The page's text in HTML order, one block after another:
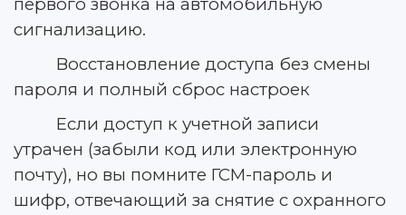
сигнализацию.
Восстановление доступа без смены
пароля и полный сброс настроек
Если доступ к учетной записи
утрачен (забыли код или электронную
почту), но вы помните ГСМ-пароль и
шифр, отвечающий за снятие с охранного